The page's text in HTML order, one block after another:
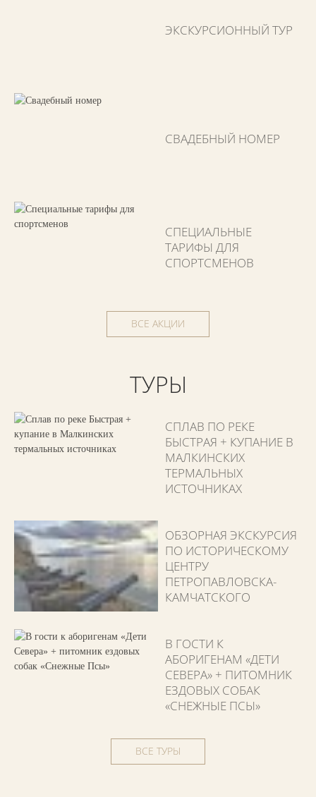
ЭКСКУРСИОННЫЙ ТУР
СВАДЕБНЫЙ НОМЕР
СПЕЦИАЛЬНЫЕ
ТАРИФЫ ДЛЯ
СПОРТСМЕНОВ
ВСЕ АКЦИИ
ТУРЫ
СПЛАВ ПО РЕКЕ
БЫСТРАЯ + КУПАНИЕ В
МАЛКИНСКИХ
ТЕРМАЛЬНЫХ
ИСТОЧНИКАХ
ОБЗОРНАЯ ЭКСКУРСИЯ
ПО ИСТОРИЧЕСКОМУ
ЦЕНТРУ
ПЕТРОПАВЛОВСКА-
КАМЧАТСКОГО
В ГОСТИ К
АБОРИГЕНАМ «ДЕТИ
СЕВЕРА» + ПИТОМНИК
ЕЗДОВЫХ СОБАК
«СНЕЖНЫЕ ПСЫ»
ВСЕ ТУРЫ